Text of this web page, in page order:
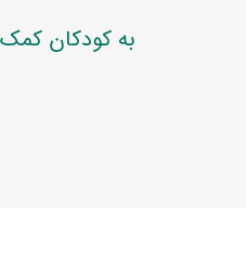
به کودکان کمک